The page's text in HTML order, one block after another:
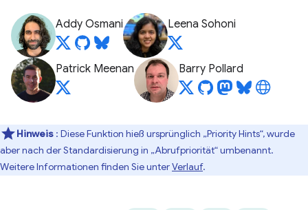
Addy Osmani Leena Sohoni
Patrick Meenan Barry Pollard
Hinweis : Diese Funktion hieß ursprünglich „Priority Hints“, wurde
aber nach der Standardisierung in „Abrufpriorität“ umbenannt.
Weitere Informationen finden Sie unterVerlauf.